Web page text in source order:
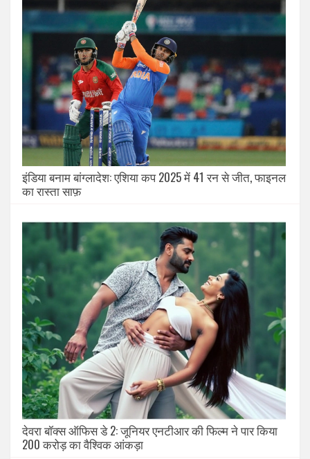
इंडिया बनाम बांग्लादेश: एशिया कप 2025 में 41 रन से जीत, फाइनल
का रास्ता साफ़
देवरा बॉक्स ऑफिस डे 2: जूनियर एनटीआर की फिल्म ने पार किया
200 करोड़ का वैश्विक आंकड़ा